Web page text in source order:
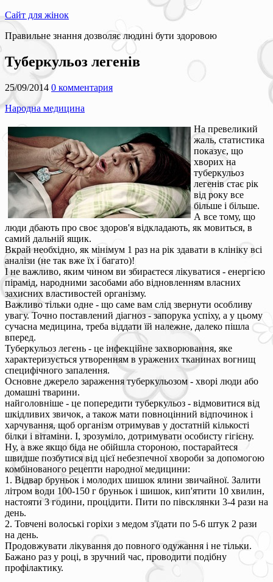
Сайт для жінок
Правильне знання дозволяє людині бути здоровою
Туберкульоз легенів
25/09/2014 0 комментария
Народна медицина
На превеликий
жаль, статистика
показує, що
хворих на
туберкульоз
легенів стає рік
від року все
більше і більше.
А все тому, що
люди дбають про своє здоров'я відкладають, як мовиться, в
самий дальній ящик.
Вкрай необхідно, як мінімум 1 раз на рік здавати в клініку всі
аналізи (не так вже їх і багато)!
І не важливо, яким чином ви збираєтеся лікуватися - енергією
пірамід, народними засобами або відновленням власних
захисних властивостей організму.
Важливо тільки одне - що саме вам слід звернути особливу
увагу. Точно поставлений діагноз - запорука успіху, а у цьому
сучасна медицина, треба віддати їй належне, далеко пішла
вперед.
Туберкульоз легень - це інфекційне захворювання, яке
характеризується утворенням в уражених тканинах вогнищ
специфічного запалення.
Основне джерело зараження туберкульозом - хворі люди або
домашні тварини.
найголовніше - це попередити туберкульоз - відмовитися від
шкідливих звичок, а також мати повноцінний відпочинок і
харчування, щоб організм отримував у достатній кількості
білки і вітаміни. І, зрозуміло, дотримувати особисту гігієну.
Ну, а вже якщо біда не обійшла стороною, постарайтеся
швидше позбутися від цієї небезпечної хвороби за допомогою
комбінованого рецепти народної медицини:
1. Відвар бруньок і молодих шишок ялини звичайної. Залити
літром води 100-150 г бруньок і шишок, кип'ятити 10 хвилин,
настояти 3 години, процідити. Пити по півсклянки 3-4 рази на
день.
2. Товчені волоські горіхи з медом з'їдати по 5-6 штук 2 рази
на день.
Продовжувати лікування до повного одужання і не тільки.
Бажано раз у році, в зручний час, проводити подібну
профілактику.